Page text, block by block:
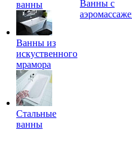
ванны
Ванны из
искуственного
мрамора
Стальные
ванны
Ванны с